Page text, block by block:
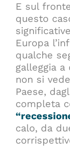
E sul
questo
Europa
qualche
galleggia a
non si
Paese,
completa
calo, da